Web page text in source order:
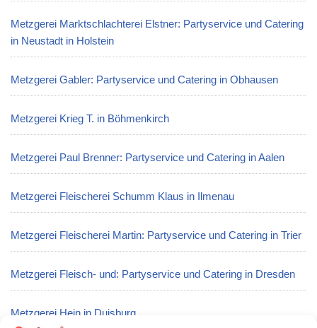
Metzgerei Marktschlachterei Elstner: Partyservice und Catering
in Neustadt in Holstein
Metzgerei Gabler: Partyservice und Catering in Obhausen
Metzgerei Krieg T. in Böhmenkirch
Metzgerei Paul Brenner: Partyservice und Catering in Aalen
Metzgerei Fleischerei Schumm Klaus in Ilmenau
Metzgerei Fleischerei Martin: Partyservice und Catering in Trier
Metzgerei Fleisch- und: Partyservice und Catering in Dresden
Metzgerei Hein in Duisburg